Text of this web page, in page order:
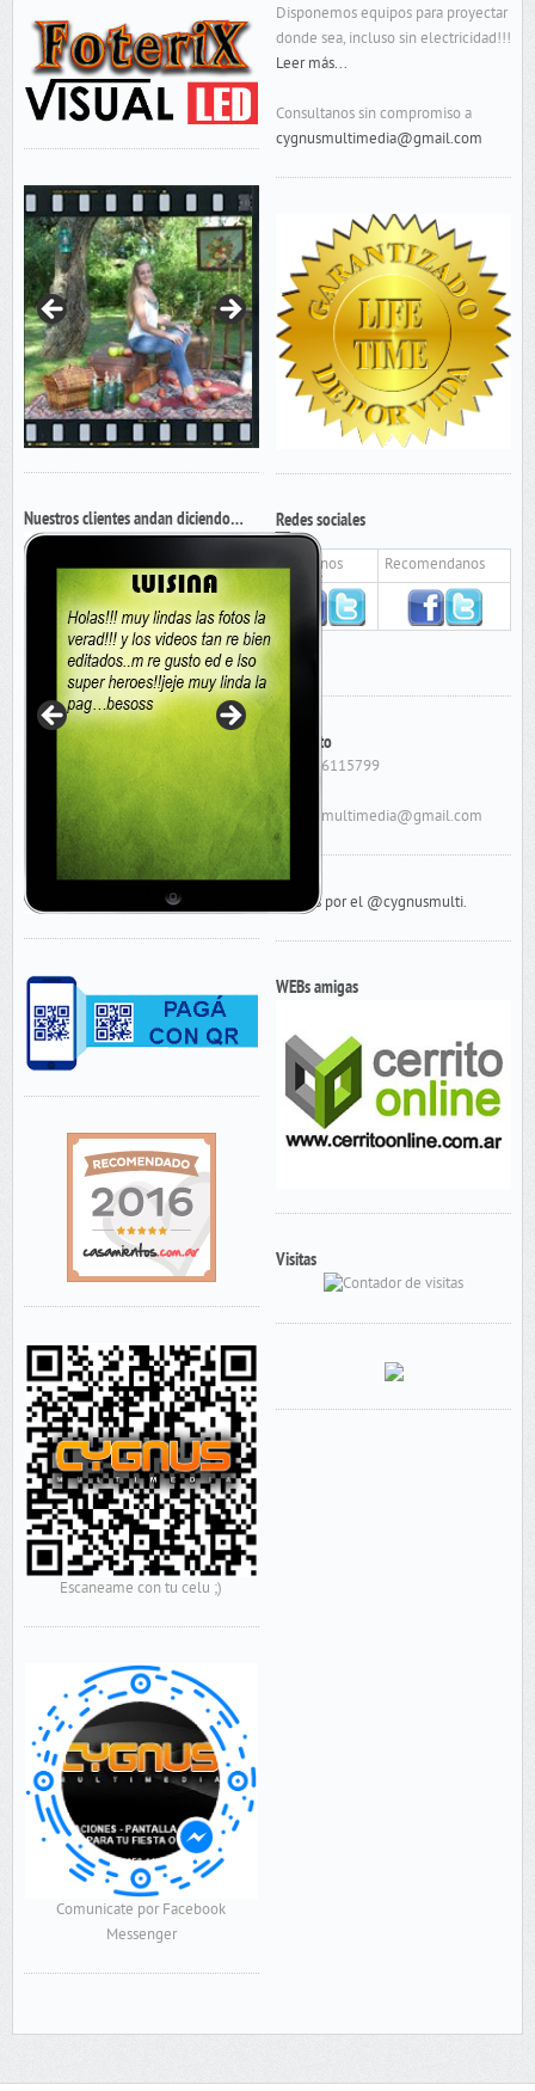
Nuestros clientes andan diciendo…
Escaneame con tu celu ;)
Comunicate por Facebook
Messenger
Disponemos equipos para proyectar
donde sea, incluso sin electricidad!!!
Leer más...
Consultanos sin compromiso a
cygnusmultimedia@gmail.com
Redes sociales
Seguinos Recomendanos
Contacto
Cel: 156115799
cygnusmultimedia@gmail.com
Tweets por el @cygnusmulti.
WEBs amigas
Visitas